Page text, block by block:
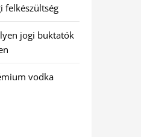
felkészültség
jogi buktatók
vodka